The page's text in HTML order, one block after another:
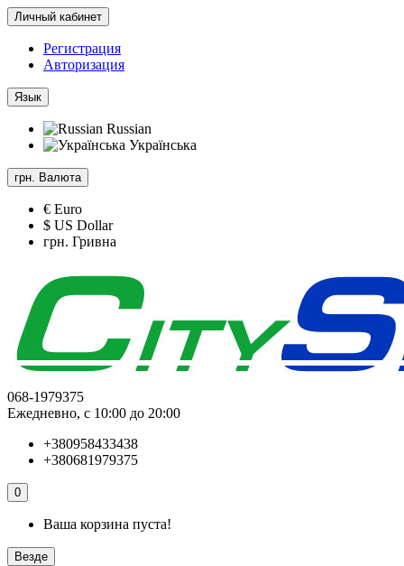
Личный кабинет
Регистрация
Авторизация
Язык
Russian
Українська
грн. Валюта
€ Euro
$ US Dollar
грн. Гривна
068-1979375
Ежедневно, с 10:00 до 20:00
+380958433438
+380681979375
0
Ваша корзина пуста!
Везде